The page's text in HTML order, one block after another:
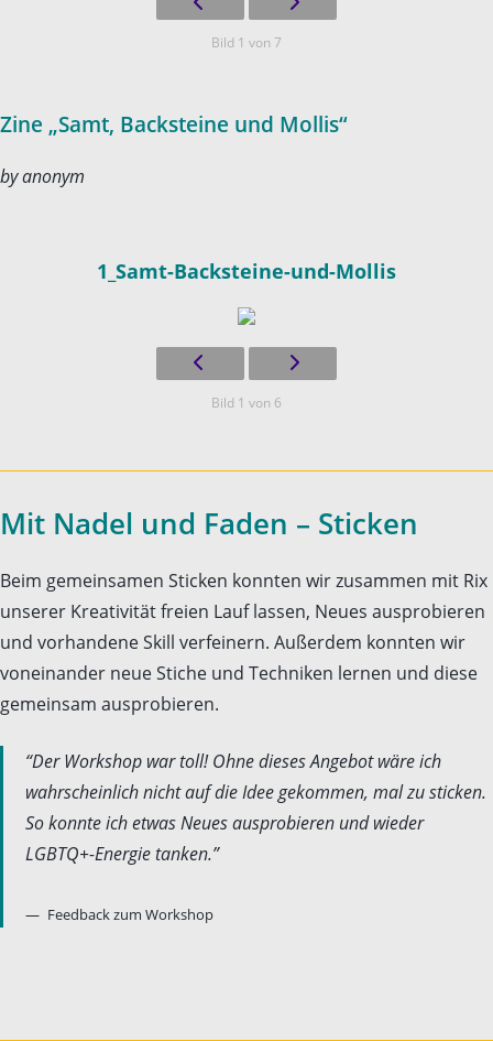
Bild 1 von 7
Zine „Samt, Backsteine und Mollis“
by anonym
1_Samt-Backsteine-und-Mollis
Bild 1 von 6
Mit Nadel und Faden – Sticken
Beim gemeinsamen Sticken konnten wir zusammen mit Rix
unserer Kreativität freien Lauf lassen, Neues ausprobieren
und vorhandene Skill verfeinern. Außerdem konnten wir
voneinander neue Stiche und Techniken lernen und diese
gemeinsam ausprobieren.
“Der Workshop war toll! Ohne dieses Angebot wäre ich
wahrscheinlich nicht auf die Idee gekommen, mal zu sticken.
So konnte ich etwas Neues ausprobieren und wieder
LGBTQ+-Energie tanken.”
Feedback zum Workshop